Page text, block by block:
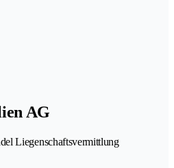
AG
Liegenschaftsvermittlung